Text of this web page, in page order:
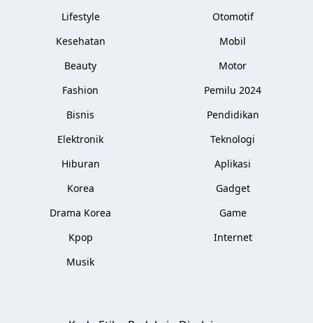
Lifestyle
Kesehatan
Beauty
Fashion
Bisnis
Elektronik
Hiburan
Korea
Drama Korea
Kpop
Musik
Otomotif
Mobil
Motor
Pemilu 2024
Pendidikan
Teknologi
Aplikasi
Gadget
Game
Internet